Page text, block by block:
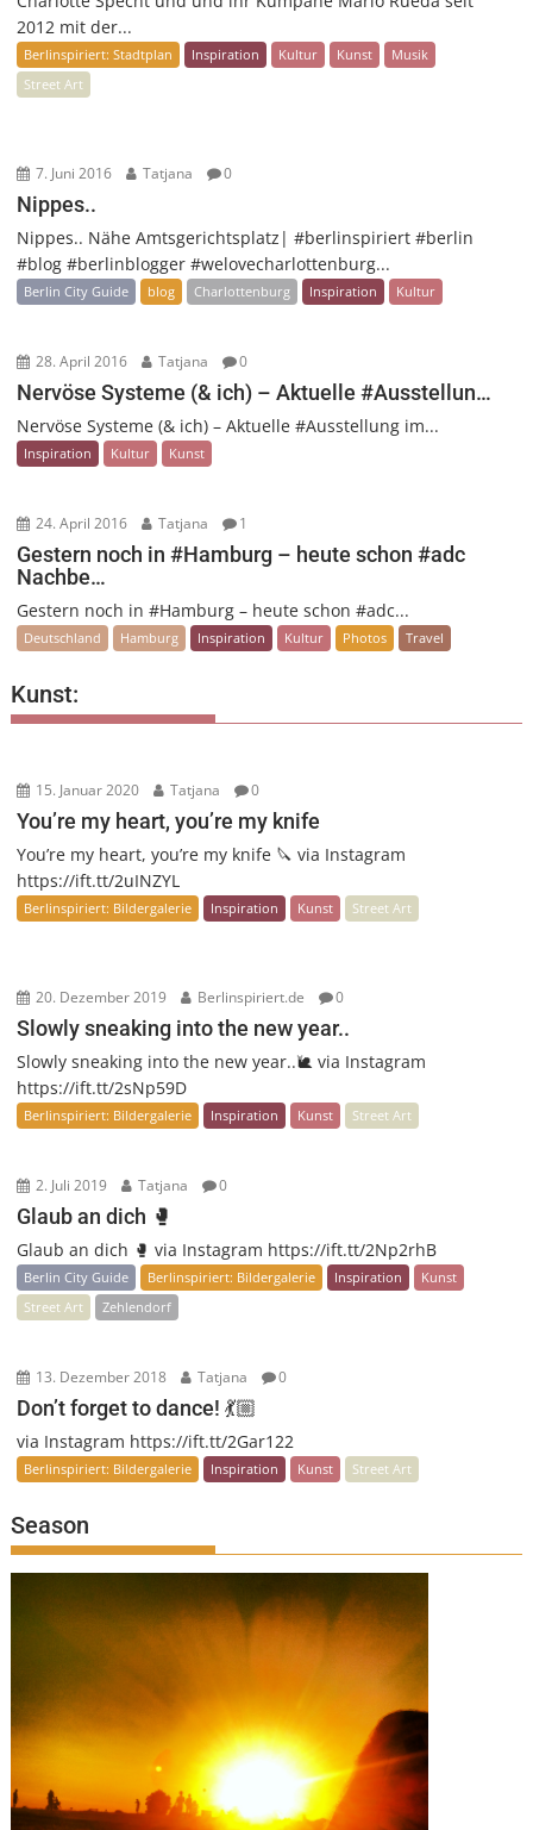
2012 mit der...
Berlinspiriert: Stadtplan Inspiration Kultur Kunst
Musik
Street Art
7. Juni 2016 Tatjana 0
Nippes..
Nippes.. Nähe Amtsgerichtsplatz| #berlinspiriert #berlin
#blog #berlinblogger #welovecharlottenburg...
Berlin City Guide blog Charlottenburg Inspiration Kultur
28. April 2016 Tatjana 0
Nervöse Systeme (& ich) – Aktuelle #Ausstellun…
Nervöse Systeme (& ich) – Aktuelle #Ausstellung im...
Inspiration Kultur Kunst
24. April 2016 Tatjana 1
Gestern noch in #Hamburg – heute schon #adc
Nachbe…
Gestern noch in #Hamburg – heute schon #adc...
Deutschland Hamburg Inspiration Kultur Photos Travel
Kunst:
15. Januar 2020 Tatjana 0
You’re my heart, you’re my knife
You’re my heart, you’re my knife 🔪 via Instagram
https://ift.tt/2uINZYL
Berlinspiriert: Bildergalerie Inspiration Kunst Street Art
20. Dezember 2019 Berlinspiriert.de 0
Slowly sneaking into the new year..
Slowly sneaking into the new year..🐌 via Instagram
https://ift.tt/2sNp59D
Berlinspiriert: Bildergalerie Inspiration Kunst Street Art
2. Juli 2019 Tatjana 0
Glaub an dich 🥊
Glaub an dich 🥊 via Instagram https://ift.tt/2Np2rhB
Berlin City Guide Berlinspiriert: Bildergalerie Inspiration
Kunst
Street Art
Zehlendorf
13. Dezember 2018 Tatjana 0
Don’t forget to dance! 💃🏼
via Instagram https://ift.tt/2Gar122
Berlinspiriert: Bildergalerie Inspiration Kunst Street Art
Season